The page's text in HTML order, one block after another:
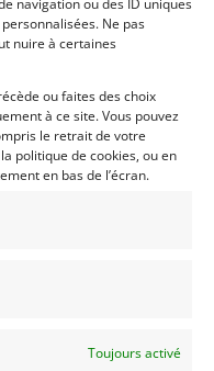
navigation ou des ID uniques
Ne pas
nuire à certaines
ou faites des choix
à ce site. Vous pouvez
le retrait de votre
politique de cookies, ou en
en bas de l’écran.
Toujours activé
1 447 vues
limitée "25". 1992,